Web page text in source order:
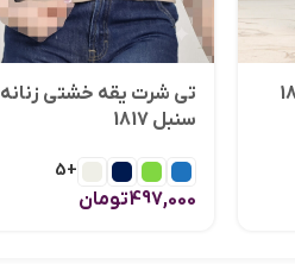
تی شرت یقه خشتی زنانه
سنبل 1817
+5
497,000تومان